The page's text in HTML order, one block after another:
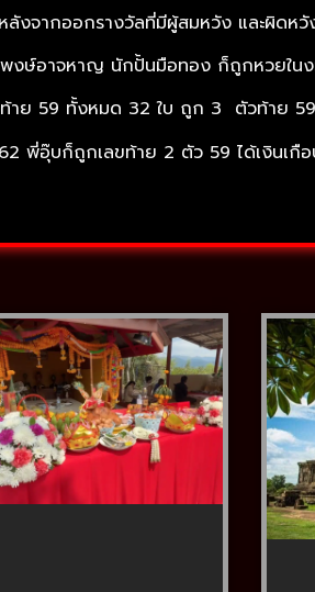
ลังจากออกรางวัลที่มีผู้สมหวัง และผิดหวั
ษ์อาจหาญ นักปั้นมือทอง ก็ถูกหวยในง
าย 59 ทั้งหมด 32 ใบ ถูก 3 ตัวท้าย
พี่อุ๊บก็ถูกเลขท้าย 2 ตัว 59 ได้เงินเ